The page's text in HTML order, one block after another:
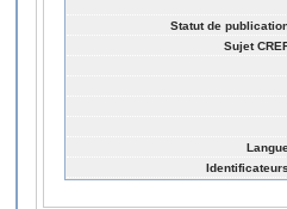
Statut de
Sujet